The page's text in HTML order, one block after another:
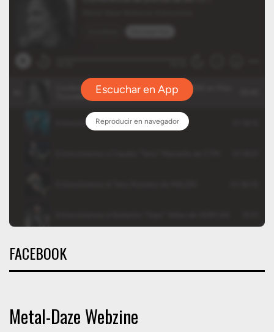
FACEBOOK
Metal-Daze Webzine